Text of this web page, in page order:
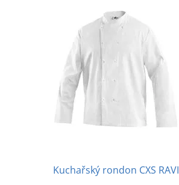
Kuchařský rondon CXS RAVI